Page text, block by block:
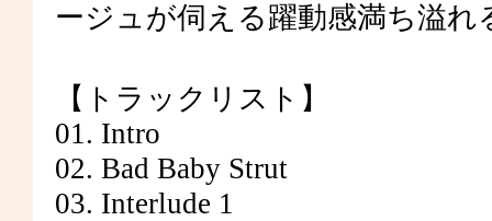
ージュが伺える躍動感満ち溢れ
【トラックリスト】
01. Intro
02. Bad Baby Strut
03. Interlude 1